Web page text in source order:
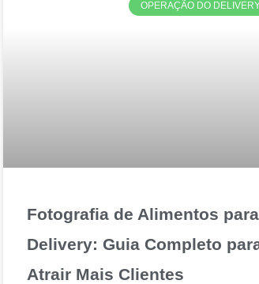
OPERAÇÃO DO
Fotografia de Alimentos para
Delivery: Guia Completo
Atrair Mais Clientes